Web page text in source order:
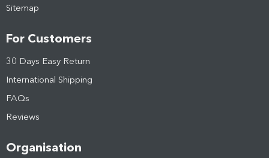
Sitemap
For Customers
30 Days Easy Return
International Shipping
FAQs
Reviews
Organisation